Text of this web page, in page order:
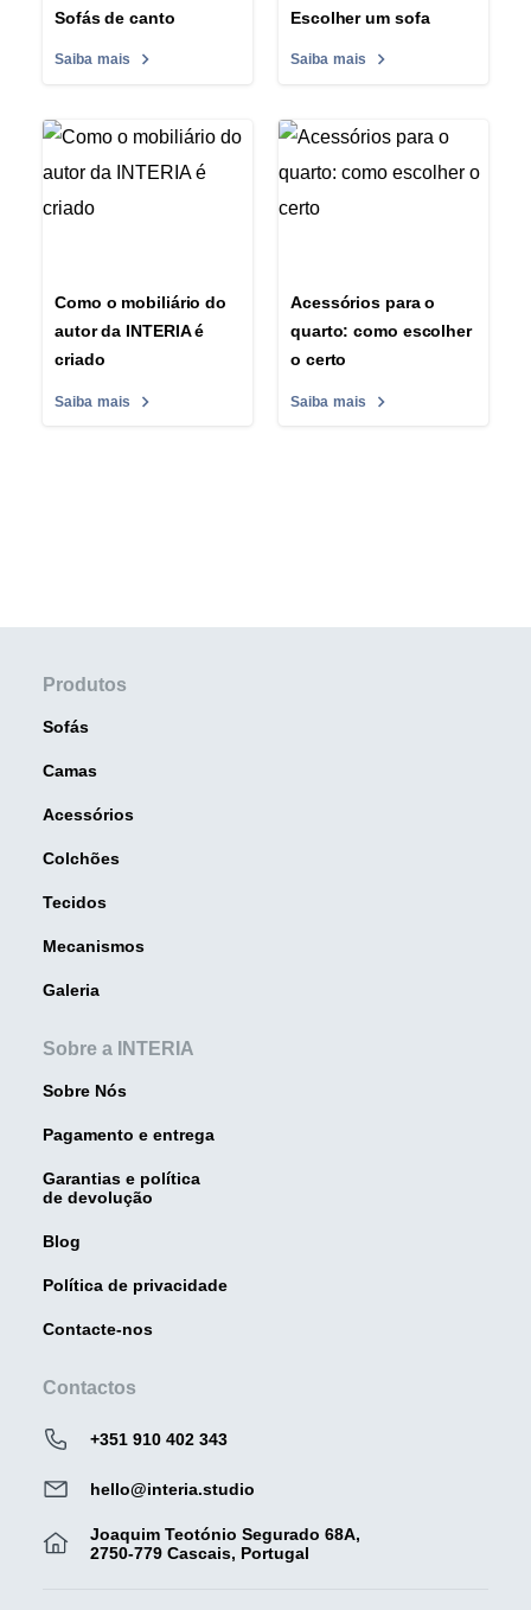
Sofás de canto
Saiba mais
Escolher um sofa
Saiba mais
Como o mobiliário do
autor da INTERIA é
criado
Saiba mais
Acessórios para o
quarto: como escolher
o certo
Saiba mais
Produtos
Sofás
Camas
Acessórios
Colchões
Tecidos
Mecanismos
Galeria
Sobre a INTERIA
Sobre Nós
Pagamento e entrega
Garantias e política
de devolução
Blog
Política de privacidade
Contacte-nos
Contactos
+351 910 402 343
hello@interia.studio
Joaquim Teotónio Segurado 68A,
2750-779 Cascais, Portugal